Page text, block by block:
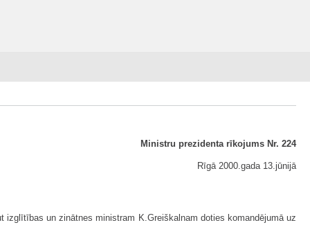
Ministru prezidenta rīkojums Nr. 224
Rīgā 2000.gada 13.jūnijā
un zinātnes ministram K.Greiškalnam doties komandējumā uz